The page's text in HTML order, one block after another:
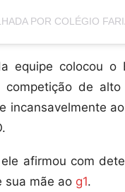
equipe colocou o
competição de
incansavelmente
afirmou com
sua mãe ao g1.